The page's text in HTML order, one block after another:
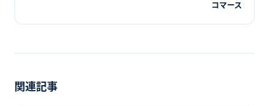
コマース
関連記事